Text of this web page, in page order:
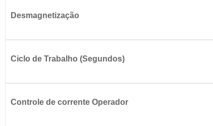
Desmagnetização
Ciclo de Trabalho (Segundos)
Controle de corrente Operador